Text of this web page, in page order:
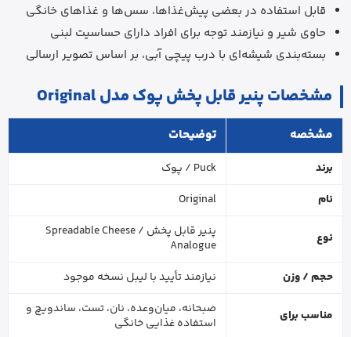
قابل استفاده در بعضی پیش‌غذاها، سس‌ها و غذاهای خانگی
حاوی شیر و نیازمند توجه برای افراد دارای حساسیت لبنی
بسته‌بندی شیشه‌ای با درب پیچی آبی، بر اساس تصویر ارسالی
مشخصات پنیر قابل پخش پوک مدل Original
مشخصه توضیحات
برند
Puck / پوک
نام
Original
نوع
پنیر قابل پخش / Spreadable Cheese
Analogue
حجم / وزن
نیازمند تأیید با لیبل نسخه موجود
مناسب برای
صبحانه، میان‌وعده، نان، تست، ساندویچ و
استفاده غذایی خانگی